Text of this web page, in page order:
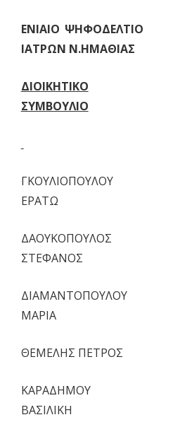
ΕΝΙΑΙΟ ΨΗΦΟΔΕΛΤΙΟ
ΙΑΤΡΩΝ Ν.ΗΜΑΘΙΑΣ
ΔΙΟΙΚΗΤΙΚΟ
ΣΥΜΒΟΥΛΙΟ
ΓΚΟΥΛΙΟΠΟΥΛΟΥ
ΕΡΑΤΩ
ΔΑΟΥΚΟΠΟΥΛΟΣ
ΣΤΕΦΑΝΟΣ
ΔΙΑΜΑΝΤΟΠΟΥΛΟΥ
ΜΑΡΙΑ
ΘΕΜΕΛΗΣ ΠΕΤΡΟΣ
ΚΑΡΑΔΗΜΟΥ
ΒΑΣΙΛΙΚΗ